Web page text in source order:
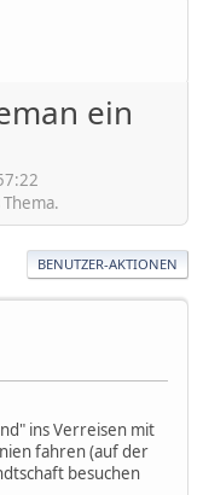
ein
BENUTZER-AKTIONEN
ins Verreisen mit
fahren (auf der
besuchen